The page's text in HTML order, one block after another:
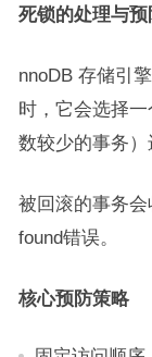
死锁的处理与预
nnoDB 存储引
时，它会选择
数较少的事务）
被回滚的事务会
found错误。
核心预防策略